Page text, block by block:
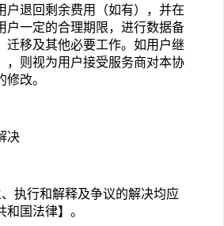
户退回剩余费用（如有），并在
户一定的合理期限，进行数据备
迁移及其他必要工作。如用户继
，则视为用户接受服务商对本协
改。
决
执行和解释及争议的解决均应
国法律】。